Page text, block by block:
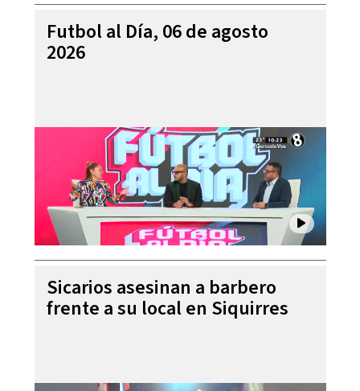
Futbol al Día, 06 de agosto
2026
Sicarios asesinan a barbero
frente a su local en Siquirres